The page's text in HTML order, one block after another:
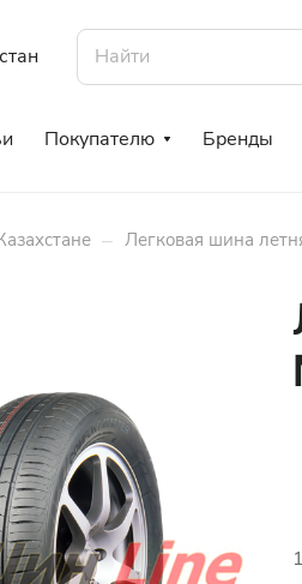
Покупателю Бренды
– Легковая шина